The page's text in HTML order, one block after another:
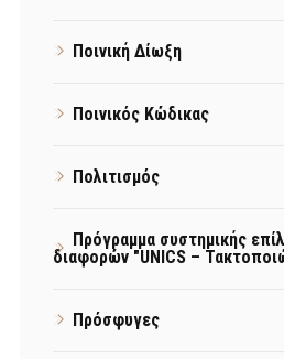
Ποινική Δίωξη
Ποινικός Κώδικας
Πολιτισμός
Πρόγραμμα συστημικής
διαφορών "UNICS –
Πρόσφυγες